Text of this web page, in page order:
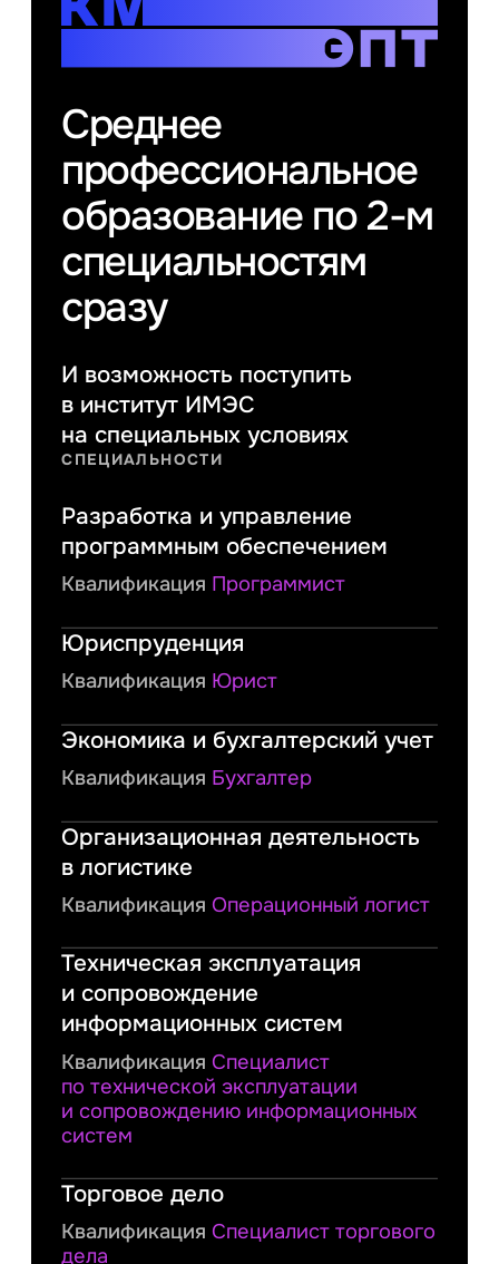
Среднее
профессиональное
образование по 2-м
специальностям
сразу
И возможность поступить
в институт ИМЭС
на специальных условиях
СПЕЦИАЛЬНОСТИ
Разработка и управление
программным обеспечением
Квалификация Программист
Юриспруденция
Квалификация Юрист
Экономика и бухгалтерский учет
Квалификация Бухгалтер
Организационная деятельность
в логистике
Квалификация Операционный логист
Техническая эксплуатация
и сопровождение
информационных систем
Квалификация Специалист
по технической эксплуатации
и сопровождению информационных
систем
Торговое дело
Квалификация Специалист торгового
дела